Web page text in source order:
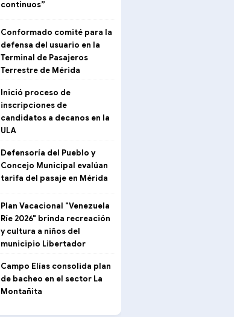
continuos”
Conformado comité para la
defensa del usuario en la
Terminal de Pasajeros
Terrestre de Mérida
Inició proceso de
inscripciones de
candidatos a decanos en la
ULA
Defensoría del Pueblo y
Concejo Municipal evalúan
tarifa del pasaje en Mérida
Plan Vacacional "Venezuela
Ríe 2026" brinda recreación
y cultura a niños del
municipio Libertador
Campo Elías consolida plan
de bacheo en el sector La
Montañita